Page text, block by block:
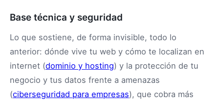
Base técnica y seguridad
Lo que sostiene, de forma invisible, todo lo
anterior: dónde vive tu web y cómo te localizan en
internet (dominio y hosting) y la protección de tu
negocio y tus datos frente a amenazas
(ciberseguridad para empresas), que cobra más